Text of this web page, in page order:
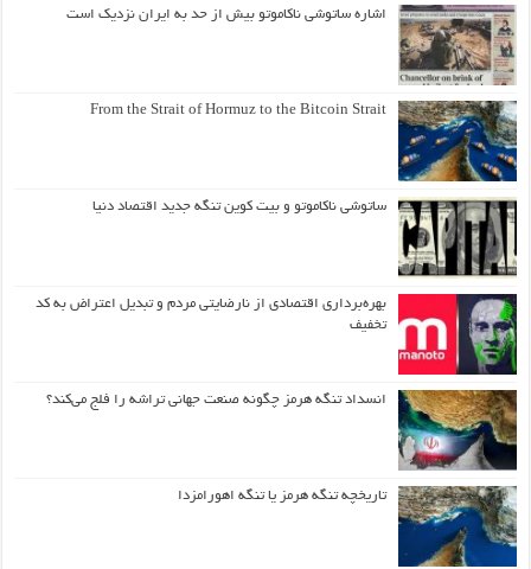
اشاره ساتوشی ناکاموتو بیش از حد به ایران نزدیک است
From the Strait of Hormuz to the Bitcoin Strait
ساتوشی ناکاموتو و بیت کوین تنگه جدید اقتصاد دنیا
بهره‌برداری اقتصادی از نارضایتی مردم و تبدیل اعتراض به کد
تخفیف
انسداد تنگه هرمز چگونه صنعت جهانی تراشه را فلج می‌کند؟
تاریخچه تنگه هرمز یا تنگه اهورامزدا